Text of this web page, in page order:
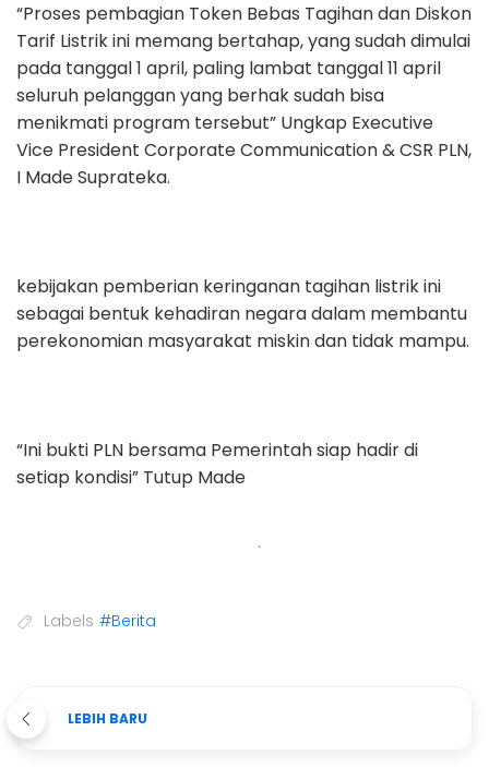
“Proses pembagian Token Bebas Tagihan dan Diskon
Tarif Listrik ini memang bertahap, yang sudah dimulai
pada tanggal 1 april, paling lambat tanggal 11 april
seluruh pelanggan yang berhak sudah bisa
menikmati program tersebut” Ungkap Executive
Vice President Corporate Communication & CSR PLN,
I Made Suprateka.
kebijakan pemberian keringanan tagihan listrik ini
sebagai bentuk kehadiran negara dalam membantu
perekonomian masyarakat miskin dan tidak mampu.
“Ini bukti PLN bersama Pemerintah siap hadir di
setiap kondisi” Tutup Made
Labels #Berita
LEBIH BARU